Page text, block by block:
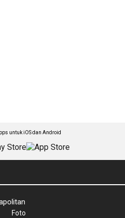
untuk iOS dan Android
Foto